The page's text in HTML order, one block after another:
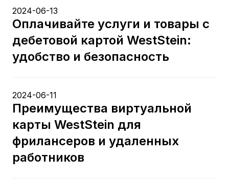
2024-06-13
Оплачивайте услуги и товары с
дебетовой картой WestStein:
удобство и безопасность
2024-06-11
Преимущества виртуальной
карты WestStein для
фрилансеров и удаленных
работников